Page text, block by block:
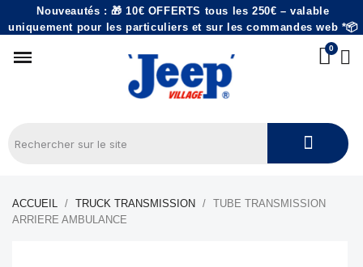
Nouveautés : 🎁 10€ OFFERTS tous les 250€ – valable
uniquement pour les particuliers et sur les commandes web *📦
ACCUEIL TRUCK TRANSMISSION
TUBE TRANSMISSION
ARRIERE AMBULANCE